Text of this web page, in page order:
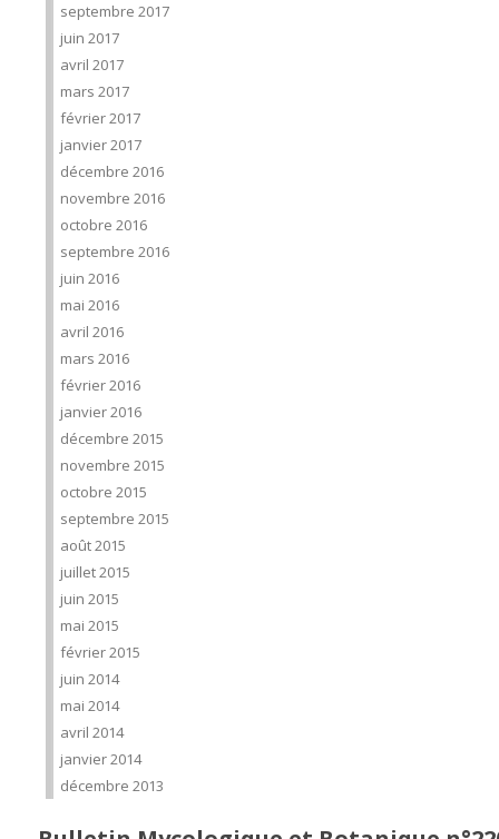
septembre 2017
juin 2017
avril 2017
mars 2017
février 2017
janvier 2017
décembre 2016
novembre 2016
octobre 2016
septembre 2016
juin 2016
mai 2016
avril 2016
mars 2016
février 2016
janvier 2016
décembre 2015
novembre 2015
octobre 2015
septembre 2015
août 2015
juillet 2015
juin 2015
mai 2015
février 2015
juin 2014
mai 2014
avril 2014
janvier 2014
décembre 2013